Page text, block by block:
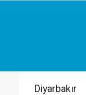
Diyarbakır